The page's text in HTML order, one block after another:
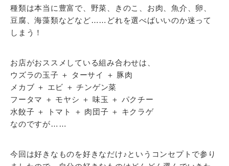
種類は本当に豊富で、野菜、きのこ、お肉、魚介、卵、
豆腐、海藻類などなど……どれを選べばいいのか迷って
しまう！
お店がおススメしている組み合わせは、
ウズラの玉子 ＋ ターサイ ＋ 豚肉
メカブ ＋ エビ ＋ チンゲン菜
フータマ ＋ モヤシ ＋ 味玉 ＋ パクチー
水餃子 ＋ トマト ＋ 肉団子 ＋ キクラゲ
なのですが……
今回は好きなものを好きなだけ♪というコンセプトで参り